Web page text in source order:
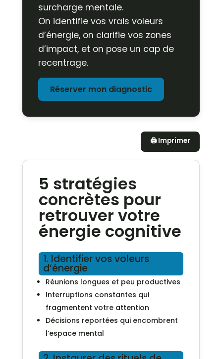
surcharge mentale.
On identifie vos vrais voleurs
d’énergie, on clarifie vos zones
d’impact, et on pose un cap de
recentrage.
Réserver mon diagnostic
🖨️ Imprimer
5 stratégies
concrètes pour
retrouver votre
énergie cognitive
1. Identifier vos voleurs
d’énergie
Réunions longues et peu productives
Interruptions constantes qui
fragmentent votre attention
Décisions reportées qui encombrent
l’espace mental